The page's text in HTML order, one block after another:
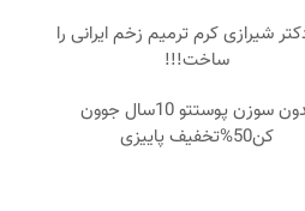
شیرازی کرم ترمیم زخم ایرانی را
ساخت!!!
بدون سوزن پوستتو 10سال جوون
کن50%تخفیف پاییزی